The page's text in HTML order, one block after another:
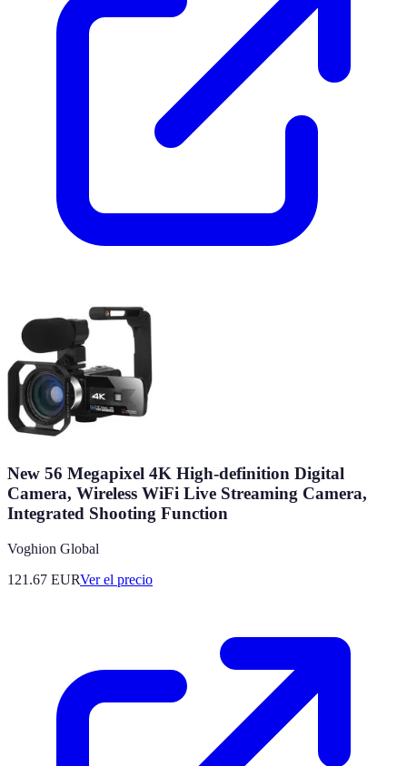
New 56 Megapixel 4K High-definition Digital
Camera, Wireless WiFi Live Streaming Camera,
Integrated Shooting Function
Voghion Global
121.67 EURVer el precio